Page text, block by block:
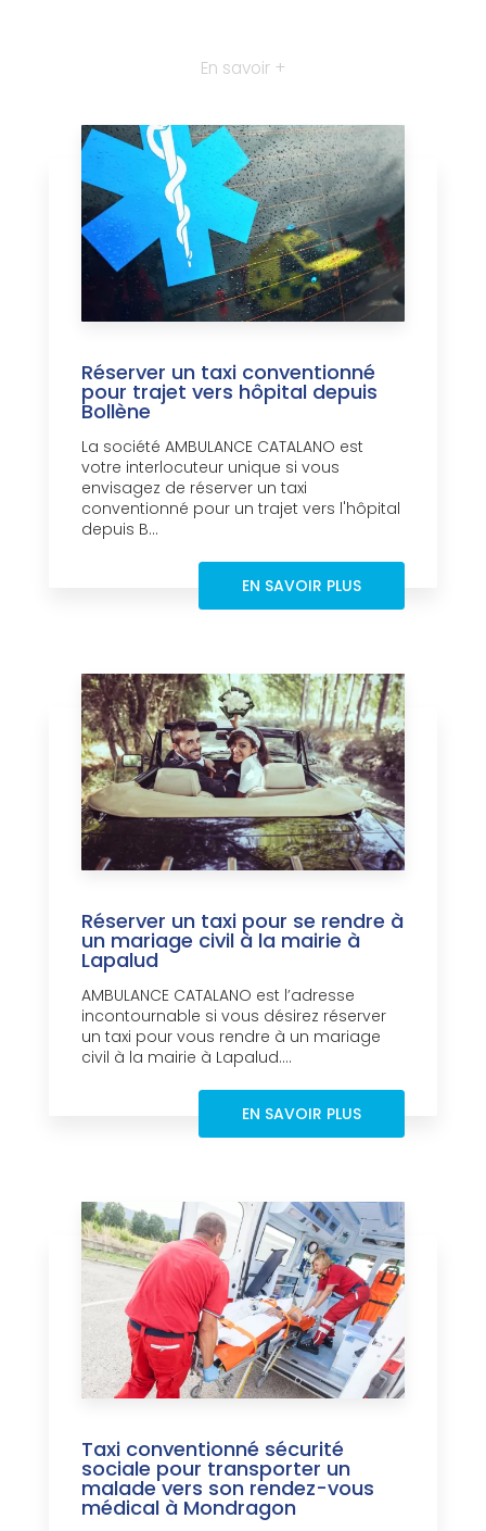
En savoir +
Réserver un taxi conventionné
pour trajet vers hôpital depuis
Bollène
La société AMBULANCE CATALANO est
votre interlocuteur unique si vous
envisagez de réserver un taxi
conventionné pour un trajet vers l'hôpital
depuis B...
EN SAVOIR PLUS
Réserver un taxi pour se rendre à
un mariage civil à la mairie à
Lapalud
AMBULANCE CATALANO est l’adresse
incontournable si vous désirez réserver
un taxi pour vous rendre à un mariage
civil à la mairie à Lapalud....
EN SAVOIR PLUS
Taxi conventionné sécurité
sociale pour transporter un
malade vers son rendez-vous
médical à Mondragon